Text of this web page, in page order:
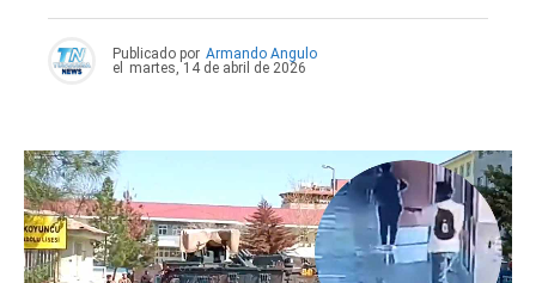
Publicado por Armando Angulo
el
martes, 14 de abril de 2026